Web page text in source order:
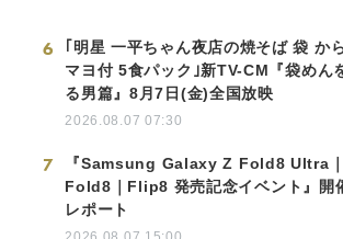
6
｢明星 一平ちゃん夜店の焼そば 袋 か
マヨ付 5食パック｣新TV-CM『袋めん
る男篇』8月7日(金)全国放映
2026.08.07 07:30
7
『Samsung Galaxy Z Fold8 Ultra｜
Fold8｜Flip8 発売記念イベント』開
レポート